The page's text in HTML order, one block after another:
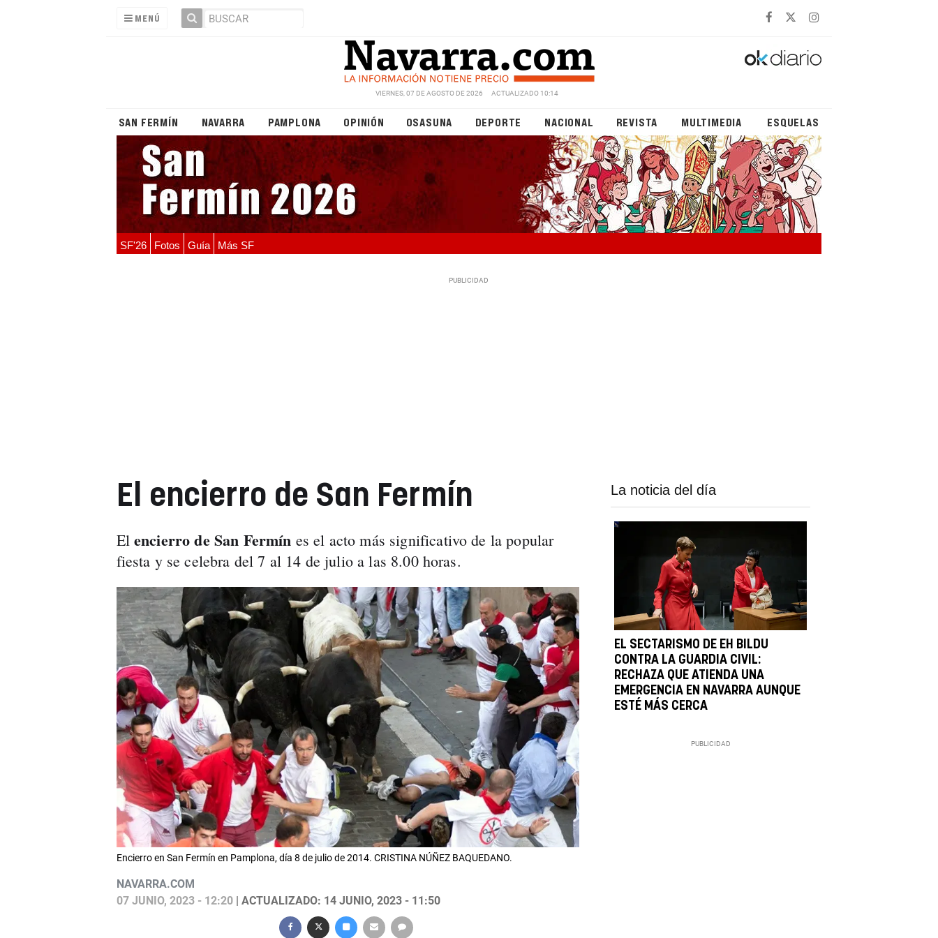
MENÚ
VIERNES, 07 DE AGOSTO DE 2026 ACTUALIZADO 10:14
SAN FERMÍN NAVARRA PAMPLONA OPINIÓN OSASUNA DEPORTE NACIONAL REVISTA MULTIMEDIA ESQUELAS
SF'26 Fotos Guía Más SF
El encierro de San Fermín
Elencierro de San Fermín es el acto más significativo de la popular
fiesta y se celebra del 7 al 14 de julio a las 8.00 horas.
Encierro en San Fermín en Pamplona, día 8 de julio de 2014. CRISTINA NÚÑEZ BAQUEDANO.
NAVARRA.COM
07 JUNIO, 2023 - 12:20| ACTUALIZADO: 14 JUNIO, 2023 - 11:50
La noticia del día
EL SECTARISMO DE EH BILDU
CONTRA LA GUARDIA CIVIL:
RECHAZA QUE ATIENDA UNA
EMERGENCIA EN NAVARRA AUNQUE
ESTÉ MÁS CERCA